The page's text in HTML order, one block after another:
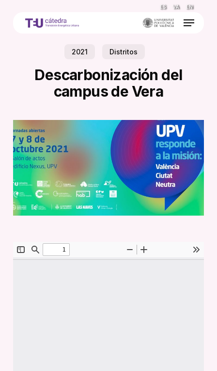
ES VA EN
Menu
2021 Distritos
Descarbonización del
campus de Vera